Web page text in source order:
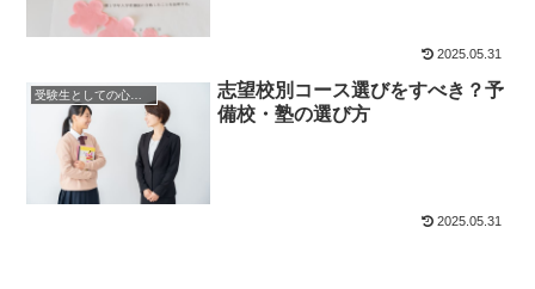
2025.05.31
受験生としての心構え
志望校別コース選びをすべき？予
備校・塾の選び方
2025.05.31